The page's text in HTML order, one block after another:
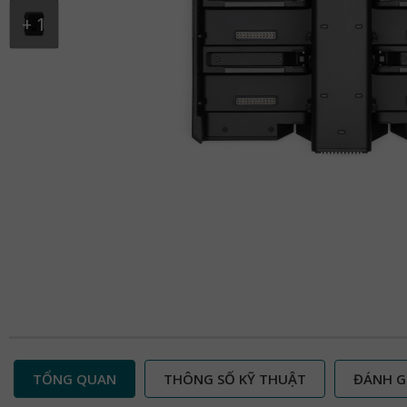
+ 1
TỔNG QUAN THÔNG SỐ KỸ THUẬT ĐÁNH